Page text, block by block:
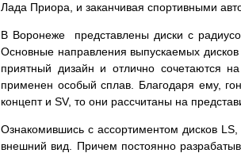
Лада Приора, и заканчивая спортивными
В Воронеже представлены диски с
Основные направления выпускаемых
приятный дизайн и отлично сочетаются
применен особый сплав. Благодаря ему,
концепт и SV, то они рассчитаны на
Ознакомившись с ассортиментом дисков
внешний вид. Причем постоянно